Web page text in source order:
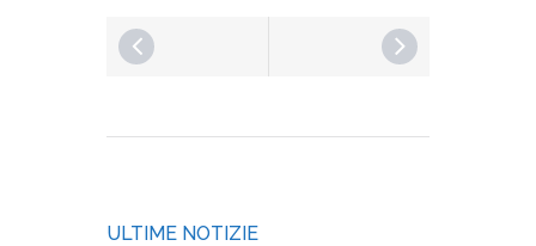
ULTIME NOTIZIE